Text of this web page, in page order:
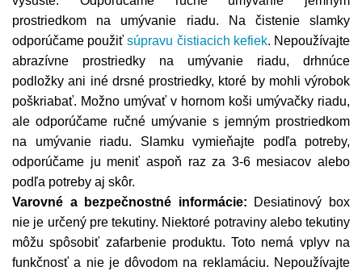
prostriedkom na umývanie riadu. Na čistenie slamky
odporúčame použiťsúpravu čistiacich kefiek. Nepoužívajte
abrazívne prostriedky na umývanie riadu, drhnúce
podložky ani iné drsné prostriedky, ktoré by mohli výrobok
poškriabať. Možno umývať v hornom koši umývačky riadu,
ale odporúčame ručné umývanie s jemným prostriedkom
na umývanie riadu. Slamku vymieňajte podľa potreby,
odporúčame ju meniť aspoň raz za 3-6 mesiacov alebo
podľa potreby aj skôr.
Varovné a bezpečnostné informácie: Desiatinový box
nie je určený pre tekutiny. Niektoré potraviny alebo tekutiny
môžu spôsobiť zafarbenie produktu. Toto nemá vplyv na
funkčnosť a nie je dôvodom na reklamáciu. Nepoužívajte